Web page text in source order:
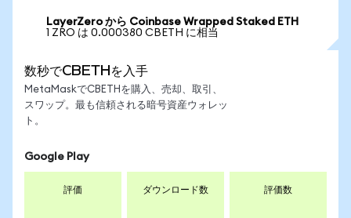
LayerZero から Coinbase Wrapped Staked ETH
1 ZRO は 0.000380 CBETH に相当
数秒でCBETHを入手
MetaMaskでCBETHを購入、売却、取引、
スワップ。最も信頼される暗号資産ウォレッ
ト。
Google Play
評価 ダウンロード数 評価数